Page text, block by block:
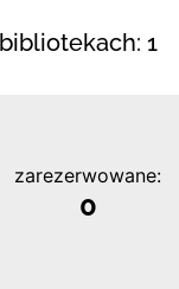
1
zarezerwowane:
0